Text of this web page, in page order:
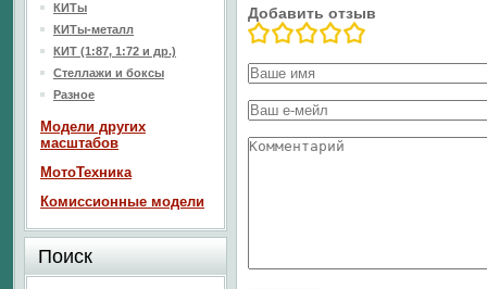
Добавить отзыв
КИТы
КИТы-металл
КИТ (1:87, 1:72 и др.)
Стеллажи и боксы
Разное
Модели других
масштабов
МотоТехника
Комиссионные модели
Поиск